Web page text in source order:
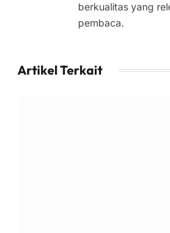
berkualitas yang
pembaca.
Artikel Terkait